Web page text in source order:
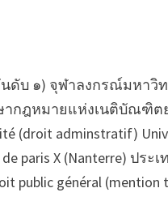
๑) จุฬาลงกรณ์มหาวิท
ฎหมายแห่งเนติบัณฑิต
(droit adminstratif)
paris X (Nanterre) ประ
général (mention